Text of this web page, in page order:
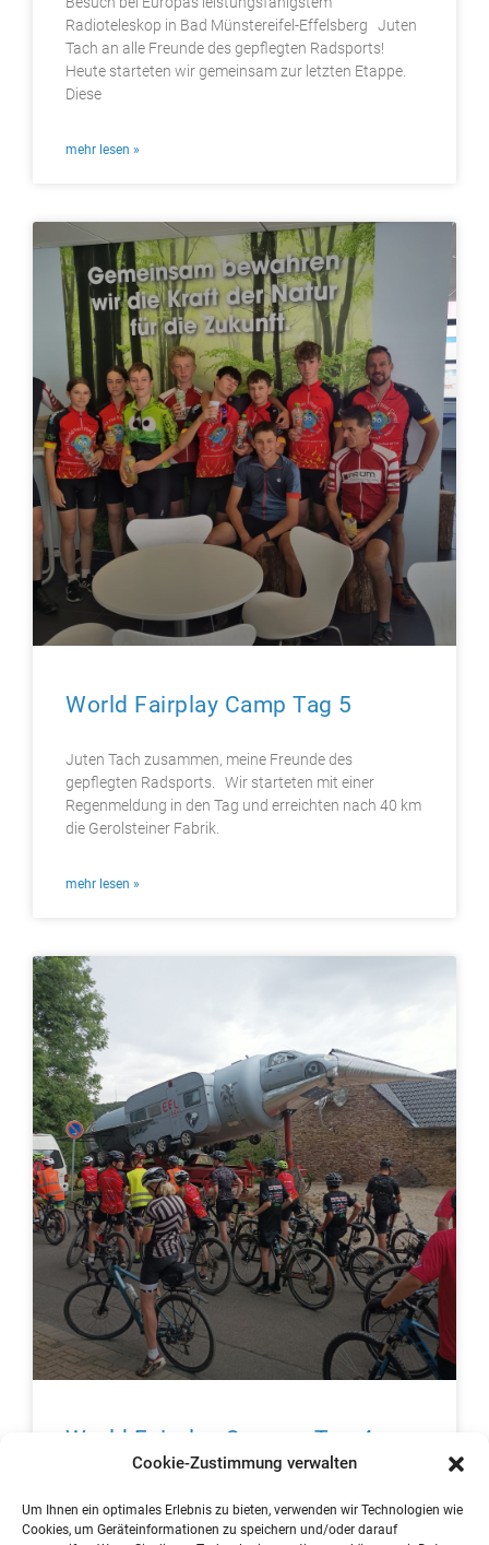
Cookie-Zustimmung verwalten
Um Ihnen ein optimales Erlebnis zu bieten, verwenden wir Technologien wie
Cookies, um Geräteinformationen zu speichern und/oder darauf
Radioteleskop in Bad Münstereifel-Effelsberg Juten
Tach an alle Freunde des gepflegten Radsports!
Heute starteten wir gemeinsam zur letzten Etappe.
Diese
mehr lesen »
World Fairplay Camp Tag 5
Juten Tach zusammen, meine Freunde des
gepflegten Radsports. Wir starteten mit einer
Regenmeldung in den Tag und erreichten nach 40 km
die Gerolsteiner Fabrik.
mehr lesen »
World Fairplay Camp – Tag 4
4 und 5 verwechselt…